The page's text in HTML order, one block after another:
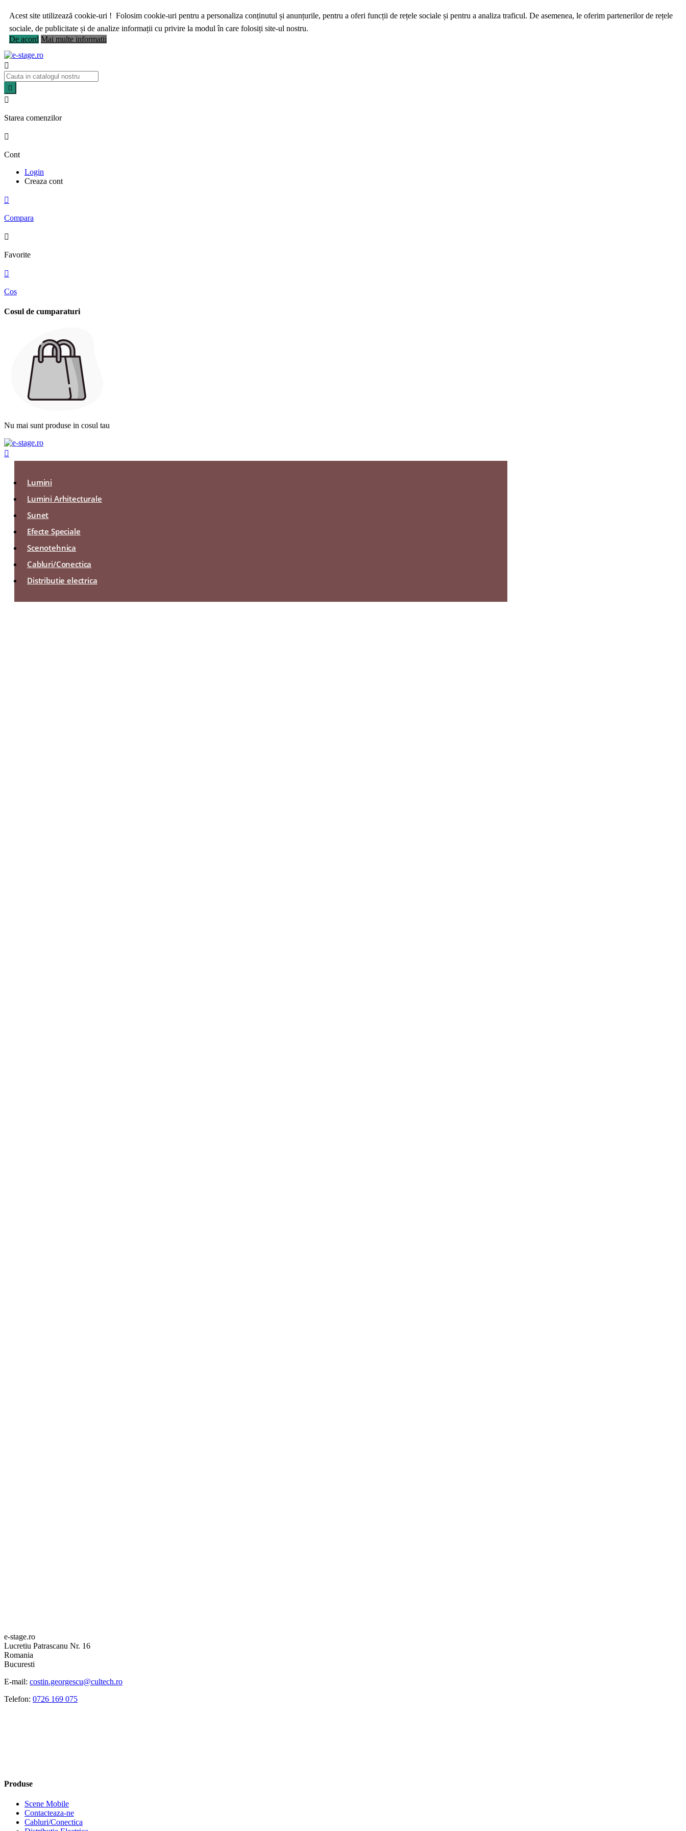
Acest site utilizează cookie-uri ! Folosim cookie-uri pentru a personaliza conținutul și anunțurile, pentru a oferi funcții de rețele sociale și pentru a analiza traficul. De asemenea, le oferim partenerilor de rețele
sociale, de publicitate și de analize informații cu privire la modul în care folosiți site-ul nostru.
De acord Mai multe informatii



Starea comenzilor

Cont
Login
Creaza cont

Compara

Favorite

Cos
Cosul de cumparaturi
Nu mai sunt produse in cosul tau

Lumini
Lumini Arhitecturale
Sunet
Efecte Speciale
Scenotehnica
Cabluri/Conectica
Distributie electrica
e-stage.ro
Lucretiu Patrascanu Nr. 16
Romania
Bucuresti
E-mail: costin.georgescu@cultech.ro
Telefon: 0726 169 075
Produse
Scene Mobile
Contacteaza-ne
Cabluri/Conectica